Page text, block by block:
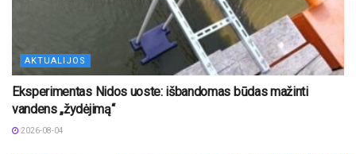
AKTUALIJOS
Eksperimentas Nidos uoste: išbandomas būdas mažinti
vandens „žydėjimą“
2026-08-04